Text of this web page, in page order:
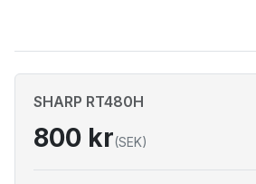
SHARP RT480H
800 kr(SEK)